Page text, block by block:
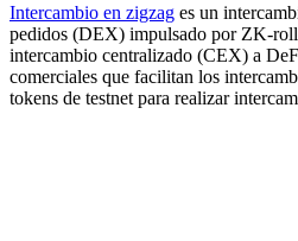
Intercambio en zigzag es un
pedidos (DEX) impulsado por ZK-
intercambio centralizado (CEX) a
comerciales que facilitan los
tokens de testnet para realizar